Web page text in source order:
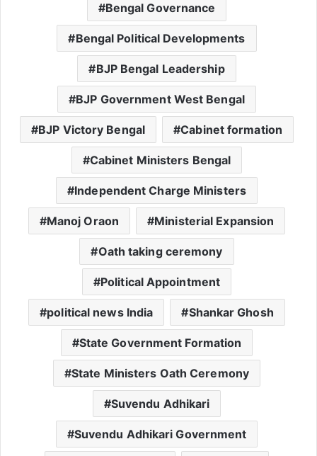
Bengal Governance
Bengal Political Developments
BJP Bengal Leadership
BJP Government West Bengal
BJP Victory Bengal Cabinet formation
Cabinet Ministers Bengal
Independent Charge Ministers
Manoj Oraon Ministerial Expansion
Oath taking ceremony
Political Appointment
political news India Shankar Ghosh
State Government Formation
State Ministers Oath Ceremony
Suvendu Adhikari
Suvendu Adhikari Government